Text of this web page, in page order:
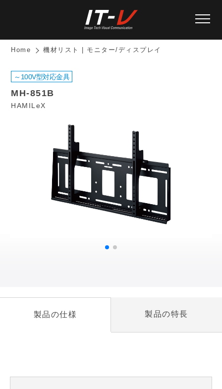
Home 機材リスト | モニター/ディスプレイ
～100V型対応金具
MH-851B
HAMILeX
製品の仕様 製品の特長